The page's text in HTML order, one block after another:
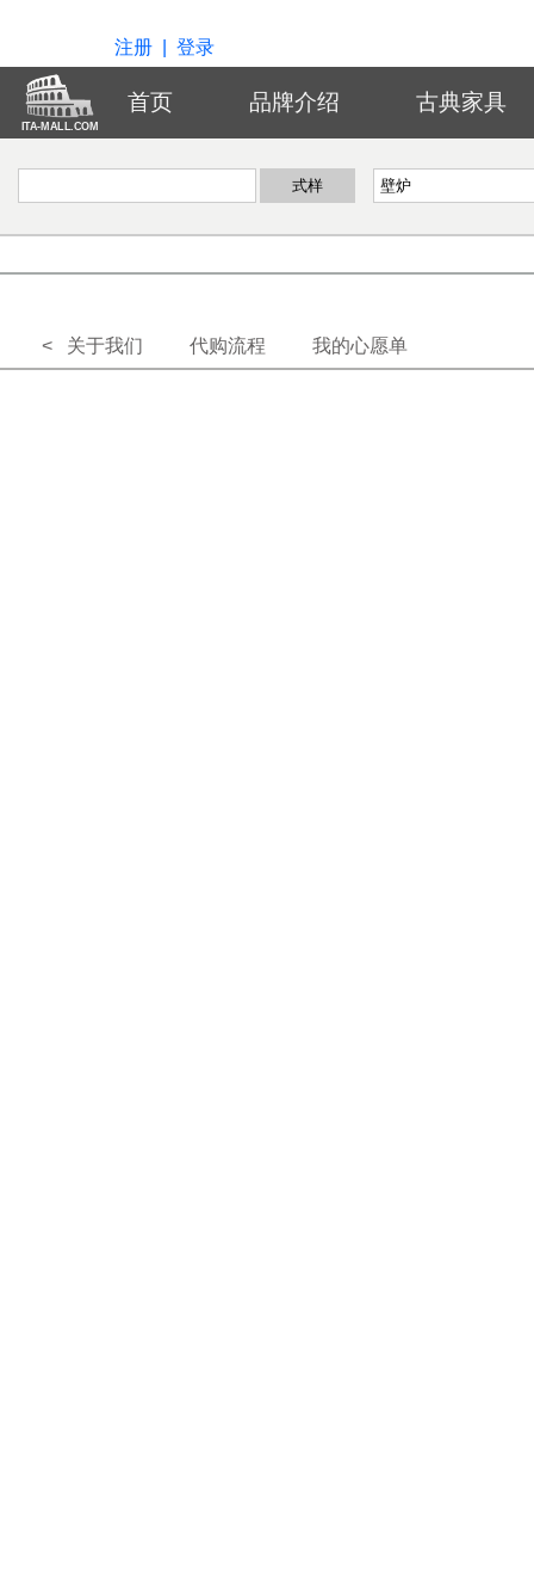
注册 登录
ITA-MALL.COM
首页 品牌介绍 古典家具
< 关于我们 代购流程 我的心愿单